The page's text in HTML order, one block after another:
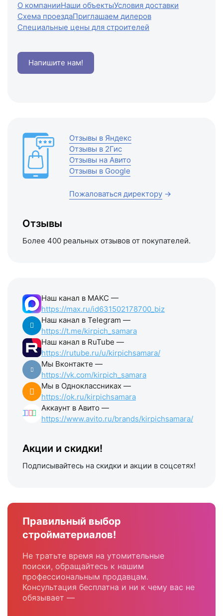
О компанииНаши объектыУсловия доставки
Схема проездаПриглашаем дилеров
Специальные цены для строителей
Напишите нам!
Отзывы в Яндекс
Отзывы в 2Гис
Отзывы на Авито
Отзывы в Google
Пожаловаться директору →
Отзывы
Более 400 реальных отзывов от покупателей.
Наш канал в МАКС —
https://max.ru/id631502178700_biz
Наш канал в Telegram —
https://t.me/kirpich_samara
Наш канал в RuTube —
https://rutube.ru/u/kirpichsamara/
Мы Вконтакте —
https://vk.com/kirpich_samara
Мы в Одноклассниках —
https://ok.ru/kirpichsamara
Аккаунт в Авито —
https://www.avito.ru/brands/kirpichsamara/
Акции и скидки!
Подписывайтесь на скидки и акции в соцсетях!
Правильный выбор
стройматериалов!
Не тратьте время на утомительные
поиски, обращайтесь к нашим
профессиональным продавцам.
Консультация бесплатна и ни к чему вас не
обязывает —